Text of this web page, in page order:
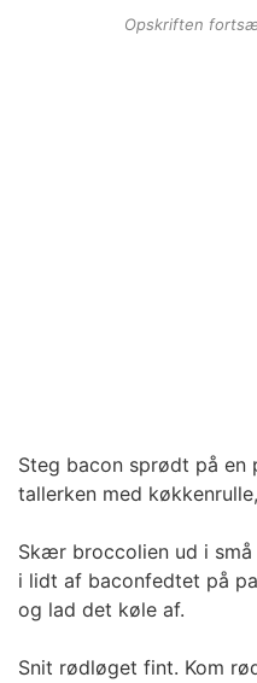
Opskriften
Steg bacon sprødt på
tallerken med
Skær broccolien ud i
i lidt af baconfedtet på
og lad det køle af.
Snit rødløget fint. Kom